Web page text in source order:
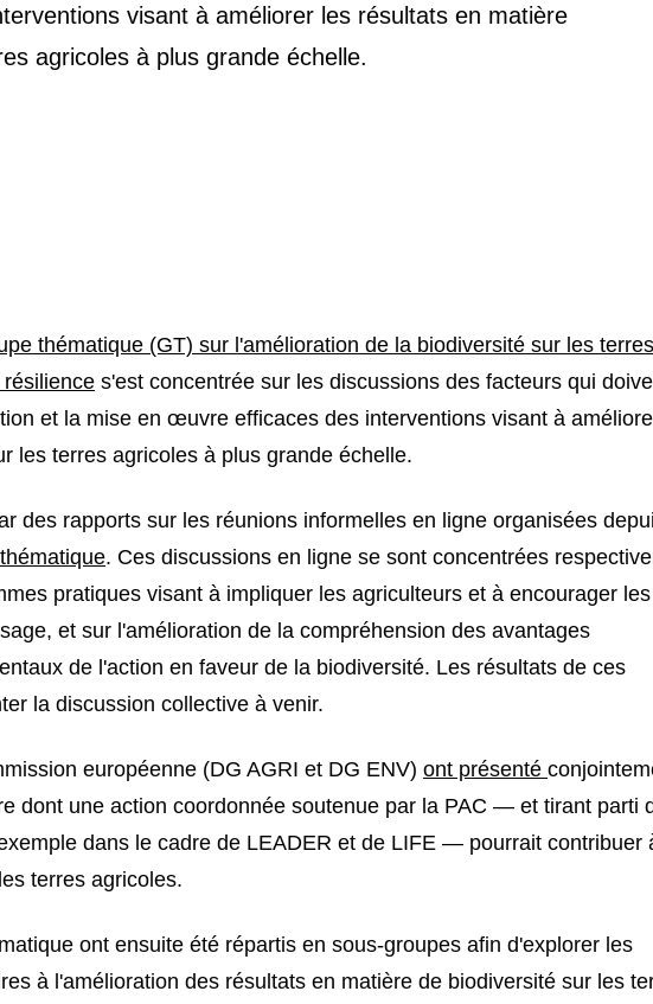
visant à améliorer les résultats en matière
agricoles à plus grande échelle.
thématique (GT) sur l'amélioration de la biodiversité sur les terres
s'est concentrée sur les discussions des facteurs qui
et la mise en œuvre efficaces des interventions visant à
les terres agricoles à plus grande échelle.
des rapports sur les réunions informelles en ligne organisées
. Ces discussions en ligne se sont concentrées
pratiques visant à impliquer les agriculteurs et à encourager les
et sur l'amélioration de la compréhension des avantages
de l'action en faveur de la biodiversité. Les résultats de ces
la discussion collective à venir.
européenne (DG AGRI et DG ENV) ont présenté
dont une action coordonnée soutenue par la PAC — et tirant parti
dans le cadre de LEADER et de LIFE — pourrait contribuer
terres agricoles.
ont ensuite été répartis en sous-groupes afin d'explorer les
à l'amélioration des résultats en matière de biodiversité sur les